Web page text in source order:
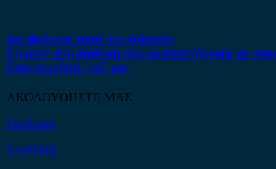
Δεν βρήκατε αυτό που ψάχνετε;
Είμαστε στη διάθεση σας να απαντήσουμε σε
Επικοινωνήστε μαζί μας
ΑΚΟΛΟΥΘΗΣΤΕ ΜΑΣ
Facebook
ΧΑΡΤΗΣ